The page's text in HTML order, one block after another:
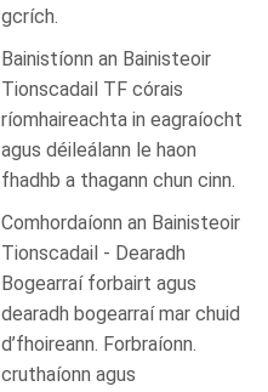
gcrích.
Bainistíonn an Bainisteoir
Tionscadail TF córais
ríomhaireachta in eagraíocht
agus déileálann le haon
fhadhb a thagann chun cinn.
Comhordaíonn an Bainisteoir
Tionscadail - Dearadh
Bogearraí forbairt agus
dearadh bogearraí mar chuid
d’fhoireann. Forbraíonn.
cruthaíonn agus